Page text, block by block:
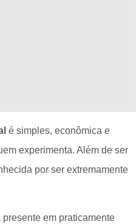
é simples, econômica e
experimenta. Além de ser
por ser extremamente
em praticamente